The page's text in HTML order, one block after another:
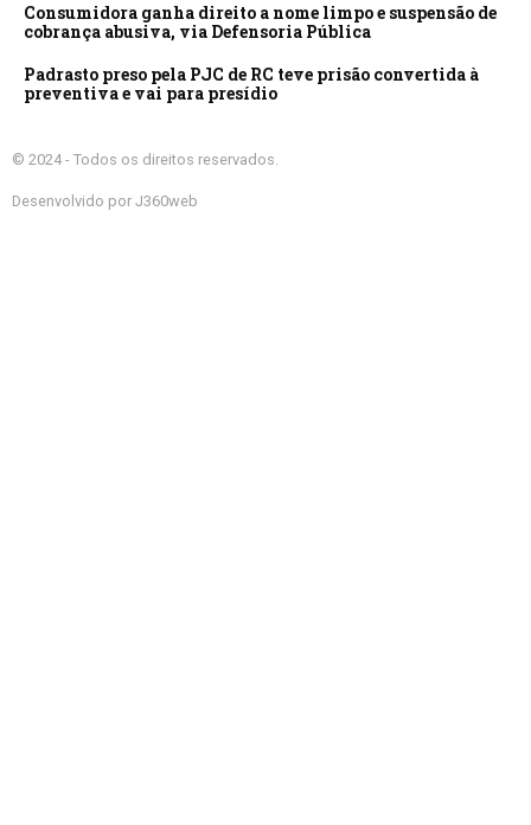
Consumidora ganha direito a nome limpo e suspensão de
cobrança abusiva, via Defensoria Pública
Padrasto preso pela PJC de RC teve prisão convertida à
preventiva e vai para presídio
© 2024 - Todos os direitos reservados.
Desenvolvido por J360web